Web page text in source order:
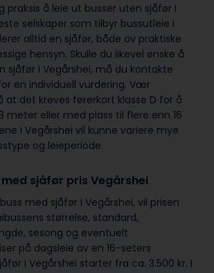
praksis å leie ut busser uten sjåfør i
selskaper som tilbyr bussutleie i
alltid en sjåfør, både av praktiske
hensyn. Skulle du likevel ønske å
sjåfør i Vegårshei, må du kontakte
en individuell vurdering. Vær
at det kreves førerkort klasse D for å
meter eller med plass til flere enn 16
i Vegårshei vil kunne variere mye
og leieperiode.
sjåfør pris Vegårshei
med sjåfør i Vegårshei, vil prisen
størrelse, standard,
sesong og eventuelt
på dagsleie av en 16-seters
i Vegårshei starter fra ca. 3.500 kr. I